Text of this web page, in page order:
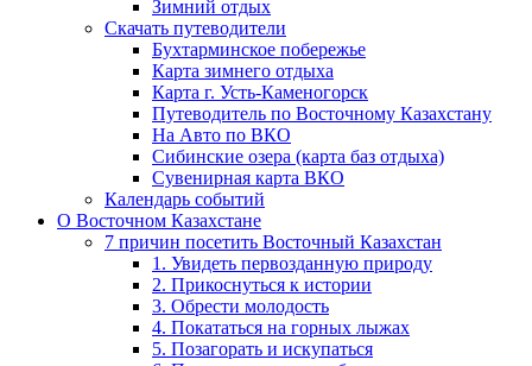
Зимний отдых
Скачать путеводители
Бухтарминское побережье
Карта зимнего отдыха
Карта г. Усть-Каменогорск
Путеводитель по Восточному Казахстану
На Авто по ВКО
Сибинские озера (карта баз отдыха)
Сувенирная карта ВКО
Календарь событий
О Восточном Казахстане
7 причин посетить Восточный Казахстан
1. Увидеть первозданную природу
2. Прикоснуться к истории
3. Обрести молодость
4. Покататься на горных лыжах
5. Позагорать и искупаться